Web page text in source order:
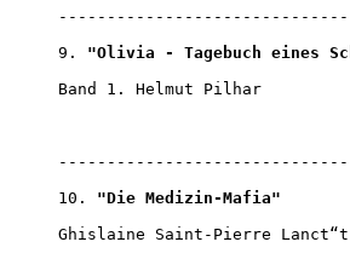
9. "Olivia - Tagebuch eines
Band 1. Helmut Pilhar
10. "Die Medizin-Mafia"
Ghislaine Saint-Pierre Lanct“t